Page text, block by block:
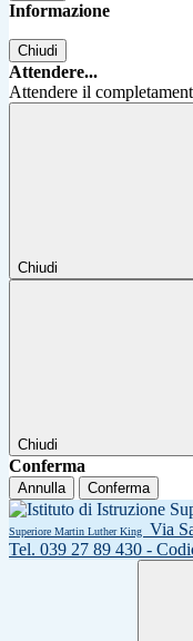
Informazione
Chiudi
Attendere...
Attendere il
Chiudi
Chiudi
Conferma
Annulla Conferma
Superiore Martin Luther King
Via
Tel. 039 27 89 430 -